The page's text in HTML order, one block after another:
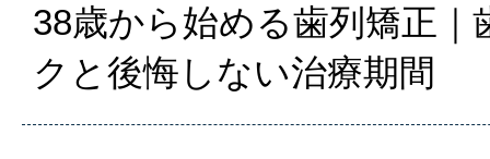
38歳から始める歯列矯正｜
クと後悔しない治療期間